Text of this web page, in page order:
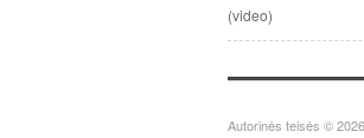
(video)
Autorinės teisės © 2026